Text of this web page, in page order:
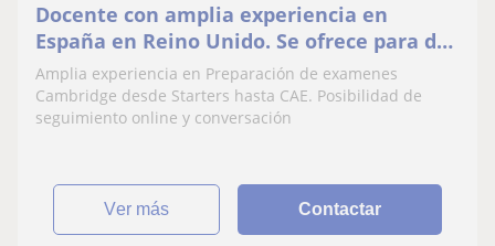
Docente con amplia experiencia en
España en Reino Unido. Se ofrece para dar
clases de inglés Nivel C1 incluido .
Presenciales, Online y también
Conversación
Amplia experiencia en Preparación de examenes
Cambridge desde Starters hasta CAE. Posibilidad de
seguimiento online y conversación
ver más Contactar